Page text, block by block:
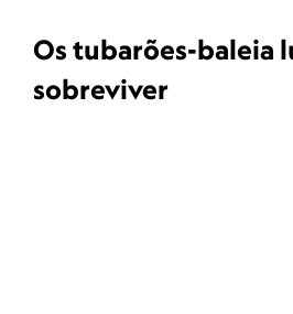
Os tubarões-baleia
sobreviver